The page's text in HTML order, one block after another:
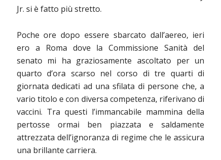
Jr. si è fatto più stretto.
Poche ore dopo essere sbarcato dall’aereo, ieri
ero a Roma dove la Commissione Sanità del
senato mi ha graziosamente ascoltato per un
quarto d’ora scarso nel corso di tre quarti di
giornata dedicati ad una sfilata di persone che, a
vario titolo e con diversa competenza, riferivano di
vaccini. Tra questi l’immancabile mammina della
pertosse ormai ben piazzata e saldamente
attrezzata dell’ignoranza di regime che le assicura
una brillante carriera.